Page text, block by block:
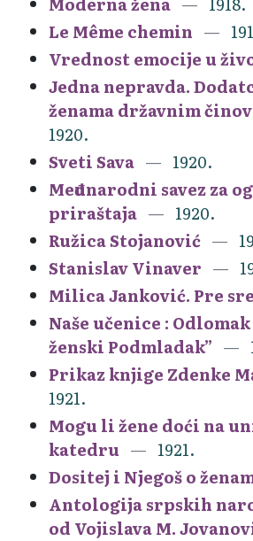
Le Même chemin
Vrednost emocije u
Jedna nepravda.
ženama državnim
1920.
Sveti Sava
1920.
Međunarodni savez za
priraštaja
1920.
Ružica Stojanović
Stanislav Vinaver
Milica Janković. Pre
Naše učenice :
ženski Podmladak”
Prikaz knjige Zdenke
1921.
Mogu li žene doći na
katedru
1921.
Dositej i Njegoš o
Antologija srpskih
od Vojislava M.